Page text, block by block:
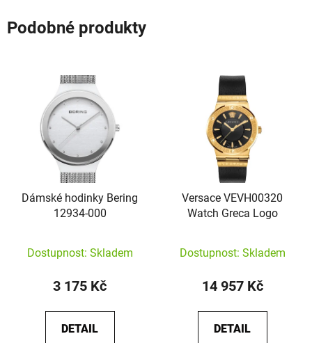
Podobné produkty
Dámské hodinky Bering
12934-000
Dostupnost: Skladem
3 175 Kč
DETAIL
Versace VEVH00320
Watch Greca Logo
Dostupnost: Skladem
14 957 Kč
DETAIL